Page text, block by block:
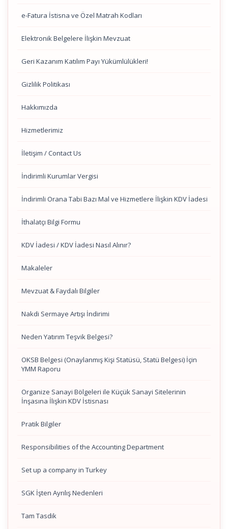
e-Fatura İstisna ve Özel Matrah Kodları
Elektronik Belgelere İlişkin Mevzuat
Geri Kazanım Katılım Payı Yükümlülükleri!
Gizlilik Politikası
Hakkımızda
Hizmetlerimiz
İletişim / Contact Us
İndirimli Kurumlar Vergisi
İndirimli Orana Tabi Bazı Mal ve Hizmetlere İlişkin KDV İadesi
İthalatçı Bilgi Formu
KDV İadesi / KDV İadesi Nasıl Alınır?
Makaleler
Mevzuat & Faydalı Bilgiler
Nakdi Sermaye Artışı İndirimi
Neden Yatırım Teşvik Belgesi?
OKSB Belgesi (Onaylanmış Kişi Statüsü, Statü Belgesi) İçin
YMM Raporu
Organize Sanayi Bölgeleri ile Küçük Sanayi Sitelerinin
İnşasına İlişkin KDV İstisnası
Pratik Bilgiler
Responsibilities of the Accounting Department
Set up a company in Turkey
SGK İşten Ayrılış Nedenleri
Tam Tasdik